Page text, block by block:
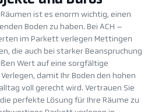
ist es enorm wichtig, einen
Boden zu haben. Bei ACH –
im Parkett verlegen Mettingen
die auch bei starker Beanspruchung
Wert auf eine sorgfältige
damit Ihr Boden den hohen
voll gerecht wird. Vertrauen Sie
perfekte Lösung für Ihre Räume zu